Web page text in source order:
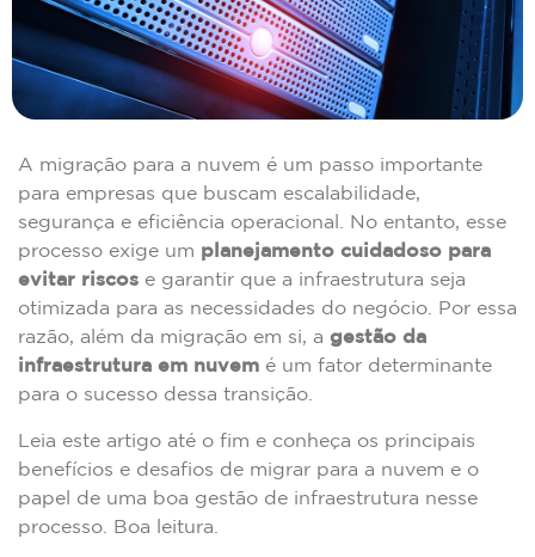
A migração para a nuvem é um passo importante
para empresas que buscam escalabilidade,
segurança e eficiência operacional. No entanto, esse
processo exige um planejamento cuidadoso para
evitar riscos e garantir que a infraestrutura seja
otimizada para as necessidades do negócio. Por essa
razão, além da migração em si, a gestão da
infraestrutura em nuvem é um fator determinante
para o sucesso dessa transição.
Leia este artigo até o fim e conheça os principais
benefícios e desafios de migrar para a nuvem e o
papel de uma boa gestão de infraestrutura nesse
processo. Boa leitura.